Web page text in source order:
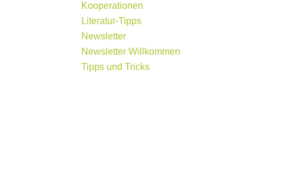
Kooperationen
Literatur-Tipps
Newsletter
Newsletter Willkommen
Tipps und Tricks